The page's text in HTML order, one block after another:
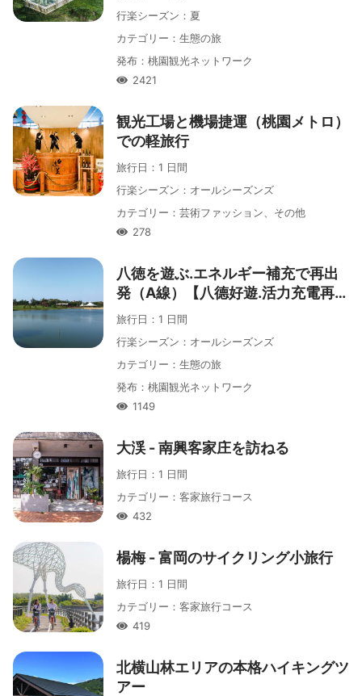
行楽シーズン ： 夏
カテゴリー ： 生態の旅
発布 ： 桃園観光ネットワーク
人氣2421
観光工場と機場捷運（桃園メトロ）
での軽旅行
旅行日 ： 1 日間
行楽シーズン ： オールシーズンズ
カテゴリー ： 芸術ファッション、その他
人氣278
八徳を遊ぶ․エネルギー補充で再出
発（A線）【八德好遊․活力充電再出
發(A線)】
旅行日 ： 1 日間
行楽シーズン ： オールシーズンズ
カテゴリー ： 生態の旅
発布 ： 桃園観光ネットワーク
人氣1149
大渓 - 南興客家庄を訪ねる
旅行日 ： 1 日間
カテゴリー ： 客家旅行コース
人氣432
楊梅 - 富岡のサイクリング小旅行
旅行日 ： 1 日間
カテゴリー ： 客家旅行コース
人氣419
北横山林エリアの本格ハイキングツ
アー